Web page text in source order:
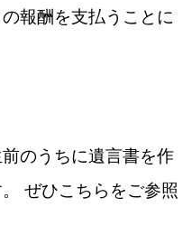
報酬を支払うことに
のうちに遺言書を作
ぜひこちらをご参照